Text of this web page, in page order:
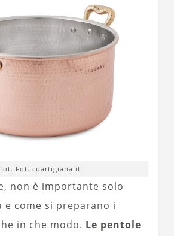
fot. Fot. cuartigiana.it
non è importante solo
e come si preparano i
in che modo. Le pentole